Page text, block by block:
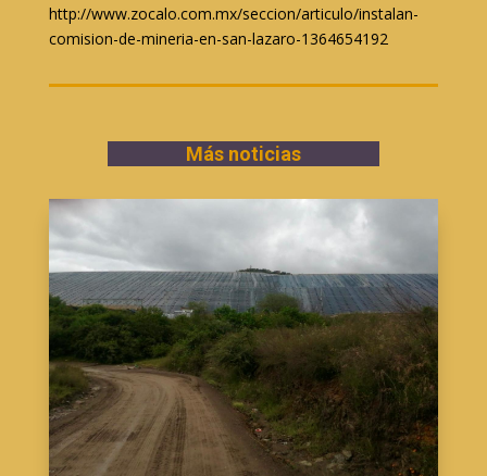
http://www.zocalo.com.mx/seccion/articulo/instalan-
comision-de-mineria-en-san-lazaro-1364654192
Más noticias